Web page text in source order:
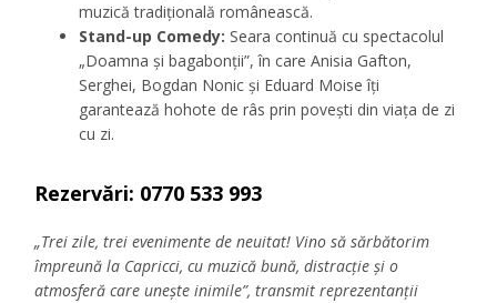
muzică tradițională românească.
Stand-up Comedy: Seara continuă cu spectacolul
„Doamna și bagabonții”, în care Anisia Gafton,
Serghei, Bogdan Nonic și Eduard Moise îți
garantează hohote de râs prin povești din viața de zi
cu zi.
Rezervări: 0770 533 993
„Trei zile, trei evenimente de neuitat! Vino să sărbătorim
împreună la Capricci, cu muzică bună, distracție și o
atmosferă care unește inimile”, transmit reprezentanții